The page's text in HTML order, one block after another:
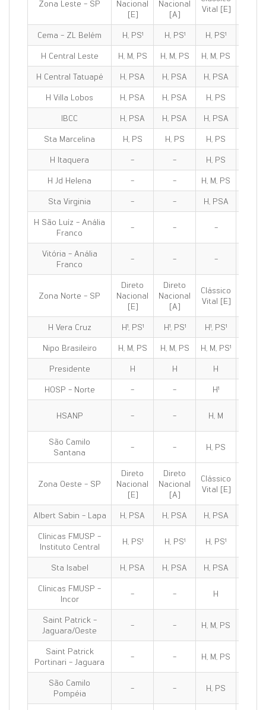
Zona Leste - SP
Nacional
[E]
Nacional
[A]
Vital [E]
Cema - ZL Belém H, PS¹ H, PS¹ H, PS¹
H Central Leste
H, M, PS H, M, PS H, M, PS
H Central Tatuapé
H, PSA H, PSA H, PSA
H Villa Lobos
H, PSA H, PSA H, PS
IBCC
H, PSA H, PSA H, PSA
Sta Marcelina
H, PS H, PS H, PS
H Itaquera
- - H, PS
H Jd Helena
- - H, M, PS
Sta Virginia
- - H, PSA
H São Luíz - Anália
Franco
- - -
Vitória - Anália
Franco
- - -
Zona Norte - SP
Direto
Nacional
[E]
Direto
Nacional
[A]
Clássico
Vital [E]
H Vera Cruz H¹, PS¹ H¹, PS¹ H¹, PS¹
Nipo Brasileiro
H, M, PS H, M, PS H, M, PS¹
Presidente
H H H
HOSP - Norte
- - H¹
HSANP - - H, M
São Camilo
Santana
- - H, PS
Zona Oeste - SP
Direto
Nacional
[E]
Direto
Nacional
[A]
Clássico
Vital [E]
Albert Sabin - Lapa H, PSA H, PSA H, PSA
Clínicas FMUSP -
Instituto Central
H, PS¹ H, PS¹ H, PS¹
Sta Isabel H, PSA H, PSA H, PSA
Clínicas FMUSP -
Incor
- - H
Saint Patrick -
Jaguara/Oeste
- - H, M, PS
Saint Patrick
Portinari - Jaguara
- - H, M, PS
São Camilo
Pompéia
- - H, PS